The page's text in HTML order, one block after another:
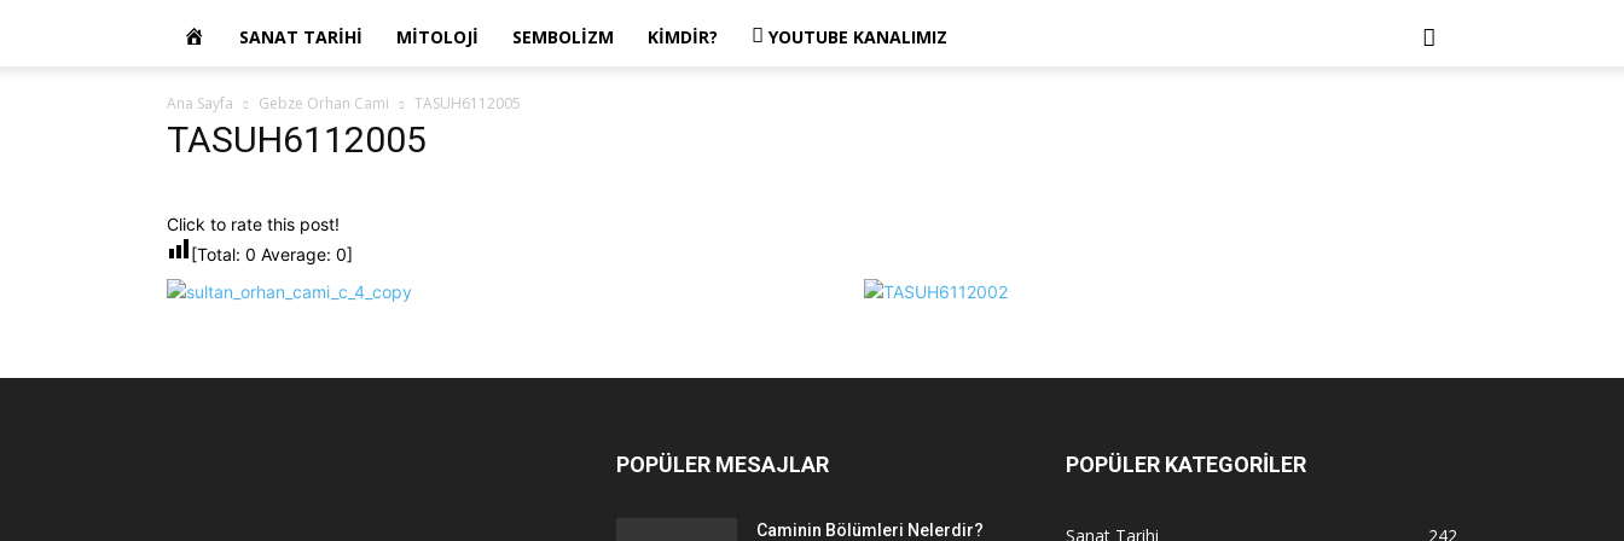
OKUR
YAZARIM
SANAT TARIHI MITOLOJI SEMBOLIZM KIMDIR? YOUTUBE KANALIMIZ
Ana Sayfa Gebze Orhan Cami TASUH6112005
TASUH6112005
Click to rate this post!
[Total: 0 Average: 0]
POPÜLER MESAJLAR
Caminin Bölümleri Nelerdir?
POPÜLER KATEGORİLER
Sanat Tarihi 242